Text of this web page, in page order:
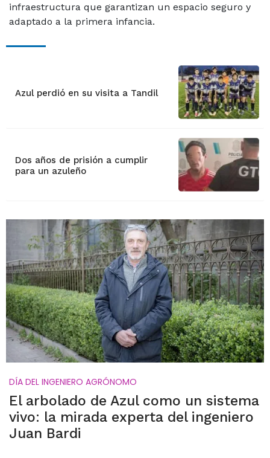
infraestructura que garantizan un espacio seguro y
adaptado a la primera infancia.
Azul perdió en su visita a Tandil
Dos años de prisión a cumplir
para un azuleño
DÍA DEL INGENIERO AGRÓNOMO
El arbolado de Azul como un sistema
vivo: la mirada experta del ingeniero
Juan Bardi